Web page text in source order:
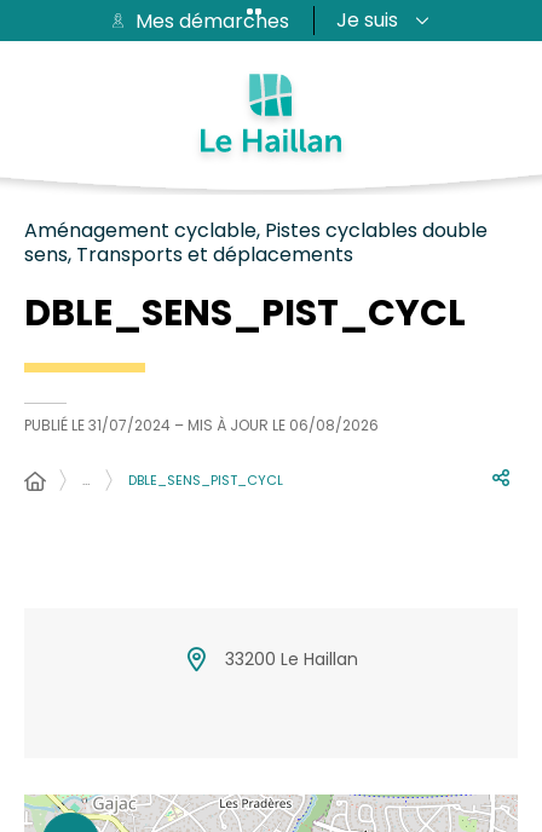
Aide et accessibilité
Passer au menu
Passer au contenuMes démarches Je suis
Aménagement cyclable, Pistes cyclables double
sens, Transports et déplacements
DBLE_SENS_PIST_CYCL
PUBLIÉ LE31/07/2024 – MIS À JOUR LE 06/08/2026
… DBLE_SENS_PIST_CYCL
33200 Le Haillan